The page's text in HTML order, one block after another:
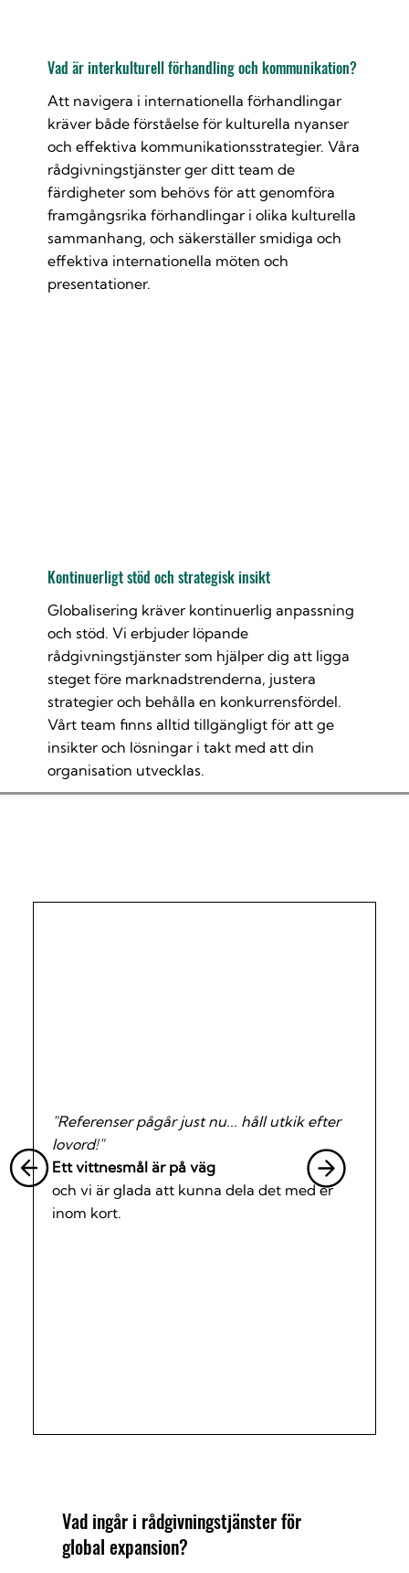
Vad är interkulturell förhandling och kommunikation?
Att navigera i internationella förhandlingar
kräver både förståelse för kulturella nyanser
och effektiva kommunikationsstrategier. Våra
rådgivningstjänster ger ditt team de
färdigheter som behövs för att genomföra
framgångsrika förhandlingar i olika kulturella
sammanhang, och säkerställer smidiga och
effektiva internationella möten och
presentationer.
Kontinuerligt stöd och strategisk insikt
Globalisering kräver kontinuerlig anpassning
och stöd. Vi erbjuder löpande
rådgivningstjänster som hjälper dig att ligga
steget före marknadstrenderna, justera
strategier och behålla en konkurrensfördel.
Vårt team finns alltid tillgängligt för att ge
insikter och lösningar i takt med att din
organisation utvecklas.
"Referenser pågår just nu... håll utkik efter
lovord!"
Ett vittnesmål är på väg
och vi är glada att kunna dela det med er
inom kort.
Vad ingår i rådgivningstjänster för
global expansion?